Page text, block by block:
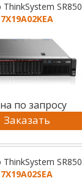
ThinkSystem SR850
7X19A02KEA
по запросу
Заказать
ThinkSystem SR850
7X19A02SEA